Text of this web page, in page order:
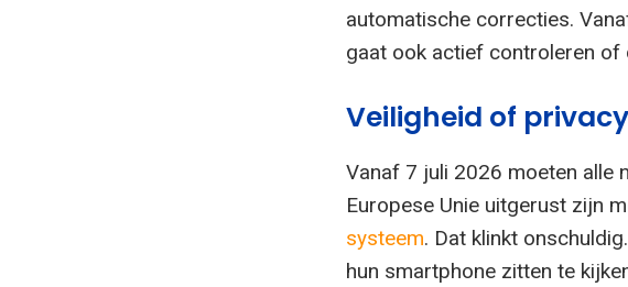
automatische correcties.
gaat ook actief controleren of
Veiligheid of privacy
Vanaf 7 juli 2026 moeten alle
Europese Unie uitgerust zijn
systeem. Dat klinkt
hun smartphone zitten te